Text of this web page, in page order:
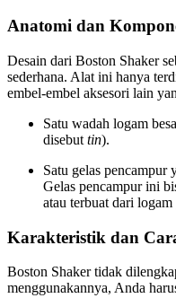
Anatomi dan
Desain dari Boston Shaker
sederhana. Alat ini hanya
embel-embel aksesori lain
Satu wadah logam
disebut tin).
Satu gelas
Gelas pencampur ini
atau terbuat dari
Karakteristik dan
Boston Shaker tidak
menggunakannya, Anda